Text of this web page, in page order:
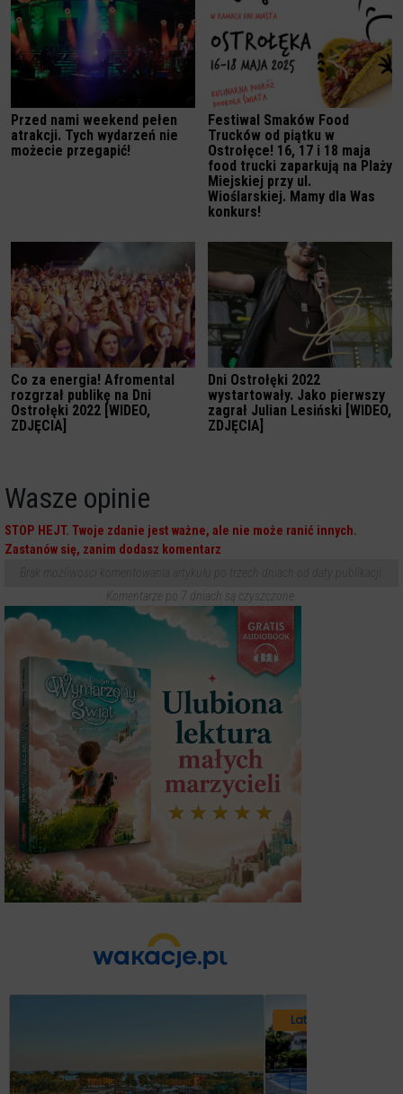
Przed nami weekend pełen
atrakcji. Tych wydarzeń nie
możecie przegapić!
Festiwal Smaków Food
Trucków od piątku w
Ostrołęce! 16, 17 i 18 maja
food trucki zaparkują na Plaży
Miejskiej przy ul.
Wioślarskiej. Mamy dla Was
konkurs!
Co za energia! Afromental
rozgrzał publikę na Dni
Ostrołęki 2022 [WIDEO,
ZDJĘCIA]
Dni Ostrołęki 2022
wystartowały. Jako pierwszy
zagrał Julian Lesiński [WIDEO,
ZDJĘCIA]
Wasze opinie
STOP HEJT. Twoje zdanie jest ważne, ale nie może ranić innych.
Zastanów się, zanim dodasz komentarz
Komentarze po 7 dniach są czyszczone.
Lato 2026